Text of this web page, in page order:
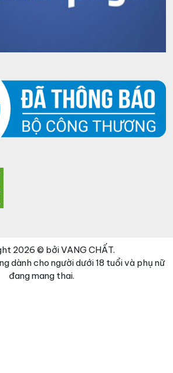
2026 © bởi VANG CHẤT.
dành cho người dưới 18 tuổi và phụ nữ
đang mang thai.